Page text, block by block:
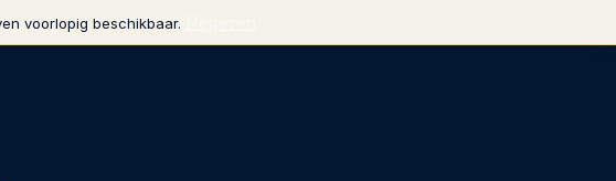
voorlopig beschikbaar.